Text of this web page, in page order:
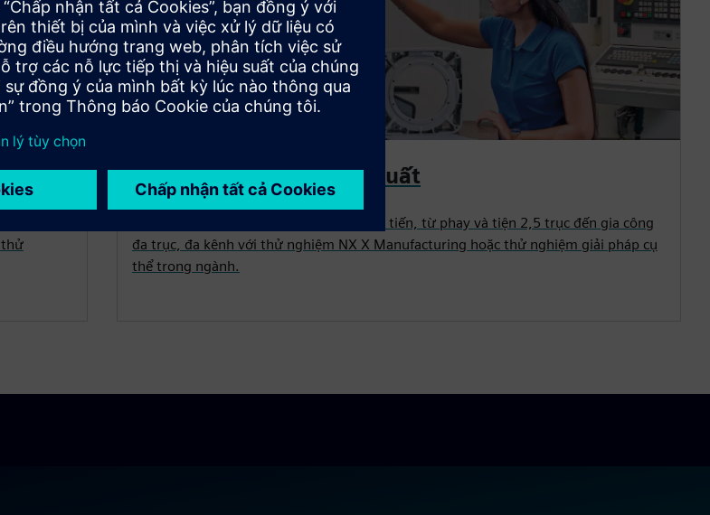
bản
thử
NX để thử nghiệm sản xuất
Hãy thử lập trình máy CNC và robot tiên tiến, từ phay và tiện 2,5 trục đến gia công
đa trục, đa kênh với thử nghiệm NX X Manufacturing hoặc thử nghiệm giải pháp cụ
thể trong ngành.